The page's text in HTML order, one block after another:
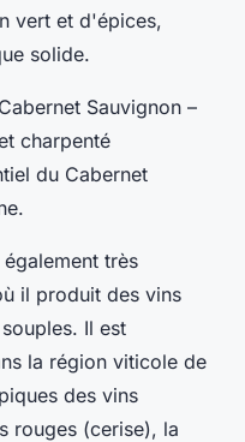
vert et d'épices,
solide.
Sauvignon –
charpenté
du Cabernet
très
il produit des vins
Il est
la région viticole de
des vins
rouges (cerise), la